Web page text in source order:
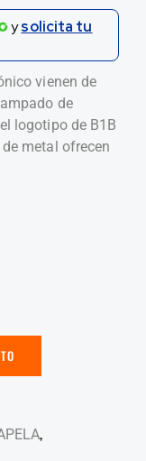
ysolicita tu
vienen de
de
logotipo de B1B
metal ofrecen
,